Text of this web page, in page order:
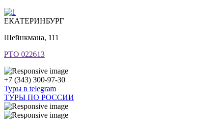
ЕКАТЕРИНБУРГ
Шейнкмана, 111
РТО 022613
+7 (343) 300-97-30
Туры в telegram
ТУРЫ ПО РОССИИ